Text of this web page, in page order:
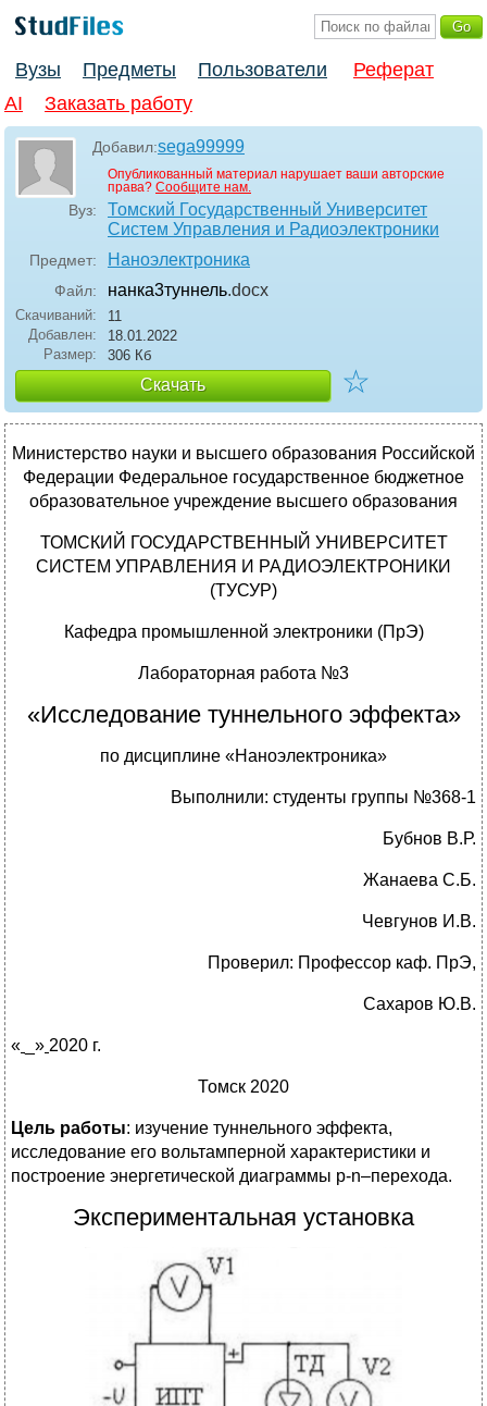
Вузы Предметы Пользователи
Реферат
AI
Заказать работу
Добавил:sega99999
Опубликованный материал нарушает ваши авторские
права? Сообщите нам.
Вуз:
Томский Государственный Университет
Систем Управления и Радиоэлектроники
Предмет: Наноэлектроника
Файл: нанка3туннель.docx
Скачиваний:
11
Добавлен:
18.01.2022
Размер:
306 Кб
Скачать ☆
Министерство науки и высшего образования Российской
Федерации Федеральное государственное бюджетное
образовательное учреждение высшего образования
ТОМСКИЙ ГОСУДАРСТВЕННЫЙ УНИВЕРСИТЕТ
СИСТЕМ УПРАВЛЕНИЯ И РАДИОЭЛЕКТРОНИКИ
(ТУСУР)
Кафедра промышленной электроники (ПрЭ)
Лабораторная работа №3
«Исследование туннельного эффекта»
по дисциплине «Наноэлектроника»
Выполнили: студенты группы №368-1
Бубнов В.Р.
Жанаева С.Б.
Чевгунов И.В.
Проверил: Профессор каф. ПрЭ,
Сахаров Ю.В.
« _» 2020 г.
Томск 2020
Цель работы: изучение туннельного эффекта,
исследование его вольтамперной характеристики и
построение энергетической диаграммы p-n–перехода.
Экспериментальная установка